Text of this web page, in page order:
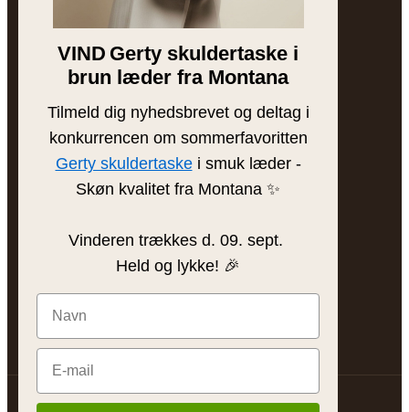
Bytesguide
Jobb hos Freja
Blogg
Så sköter du läder
Presentinspiration
@Freja Skind
© 2026 Freja Skind ApSKöpvillkorIntegritetspolicyCookies
VIND Gerty skuldertaske i
brun læder fra Montana
Tilmeld dig nyhedsbrevet og deltag i
konkurrencen om sommerfavoritten
Gerty skuldertaskei smuk læder -
Skøn kvalitet fra Montana ✨
Vinderen trækkes d. 09. sept.
Held og lykke! 🎉